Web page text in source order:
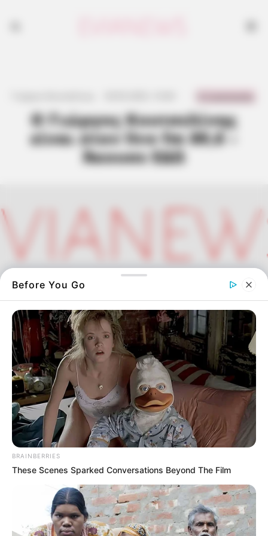
Ο Γιώργος Κουτσελίνης
είναι στον live fm 89,6 –
Άκουσε ΕΔΩ
Εύβοια: Νέα και Ειδήσεις - Logo
Ο Γιώργος Κουτσελίνης είναι στον live fm
89,6
Before You Go
BRAINBERRIES
These Scenes Sparked Conversations Beyond The Film